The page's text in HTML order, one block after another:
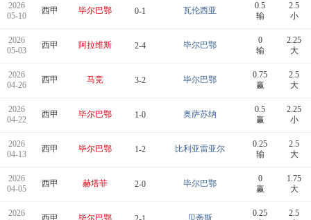
2026
05-10
西甲 毕尔巴鄂 0-1 瓦伦西亚
0.5
输
2.5
小
2026
05-03
西甲 阿拉维斯 2-4 毕尔巴鄂
0
输
2.25
大
2026
04-26
西甲 马竞 3-2 毕尔巴鄂
0.75
赢
2.5
大
2026
04-22
西甲 毕尔巴鄂 1-0 奥萨苏纳
0.5
赢
2.25
小
2026
04-13
西甲 毕尔巴鄂 1-2 比利亚雷亚尔
0.25
输
2.5
大
2026
04-05
西甲 赫塔菲 2-0 毕尔巴鄂
0
赢
1.75
大
2026
0.25
2.5